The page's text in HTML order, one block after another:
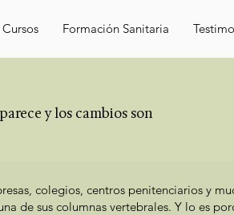
Cursos Formación Sanitaria
y los cambios son
colegios, centros penitenciarios y
de sus columnas vertebrales. Y lo es